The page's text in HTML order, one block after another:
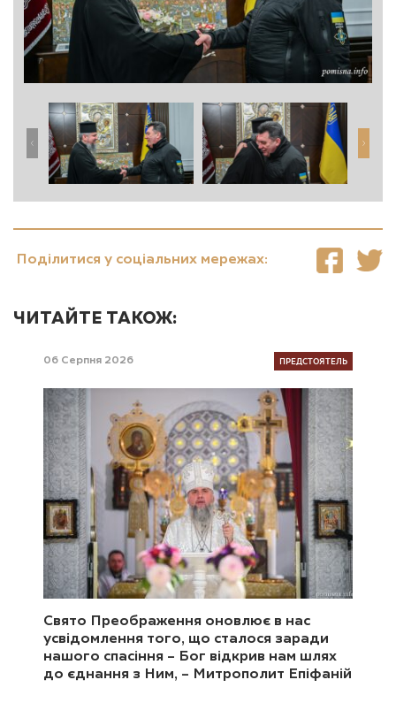
Поділитися у соціальних мережах:
ЧИТАЙТЕ ТАКОЖ:
06 Серпня 2026 ПРЕДСТОЯТЕЛЬ
Свято Преображення оновлює в нас
усвідомлення того, що сталося заради
нашого спасіння – Бог відкрив нам шлях
до єднання з Ним, – Митрополит Епіфаній